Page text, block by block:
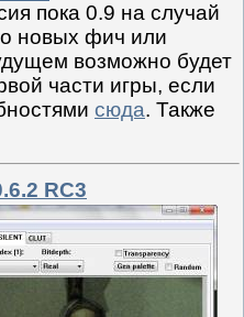
пока 0.9 на случай
новых фич или
возможно будет
части игры, если
сюда. Также
RC3